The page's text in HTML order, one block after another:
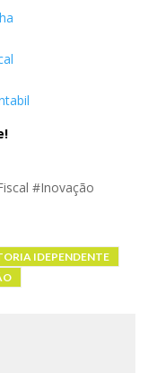
#Inovação
IDEPENDENTE